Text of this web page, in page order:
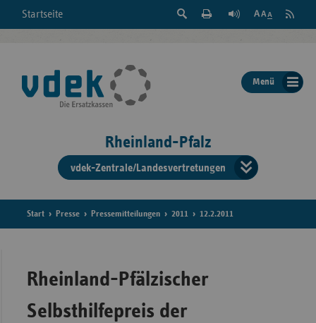
Startseite
Suche
der
Seite
Feed
Menü
Rheinland-Pfalz
vdek-Zentrale/Landesvertretungen
der
Start Presse Pressemitteilungen 2011 12.2.2011
Rheinland-Pfälzischer
Selbsthilfepreis der